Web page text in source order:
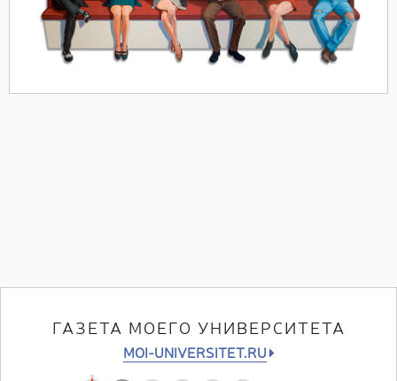
ГАЗЕТА МОЕГО УНИВЕРСИТЕТА
MOI-UNIVERSITET.RU